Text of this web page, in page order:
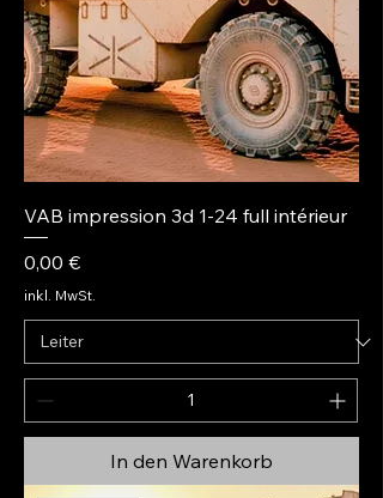
VAB impression 3d 1-24 full intérieur
Preis
0,00 €
inkl. MwSt.
In den Warenkorb